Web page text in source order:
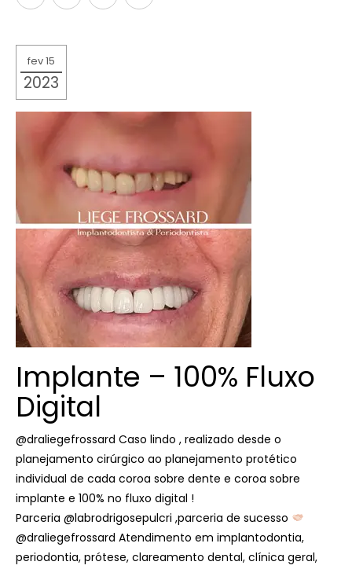
fev 15
2023
Implante – 100% Fluxo
Digital
@draliegefrossard Caso lindo , realizado desde o
planejamento cirúrgico ao planejamento protético
individual de cada coroa sobre dente e coroa sobre
implante e 100% no fluxo digital !
Parceria @labrodrigosepulcri ,parceria de sucesso
@draliegefrossard Atendimento em implantodontia,
periodontia, prótese, clareamento dental, clínica geral,